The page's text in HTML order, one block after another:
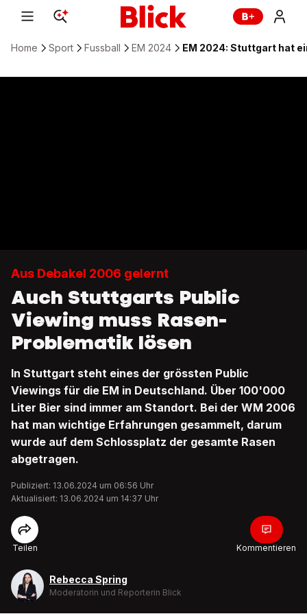
Home Sport Fussball EM 2024 EM 2024: Stuttgart hat
Aus Debakel 2006 gelernt
Auch Stuttgarts Public
Viewing muss Rasen-
Problematik lösen
In Stuttgart steht eines der grössten Public
Viewings für die EM in Deutschland. Über 100'000
Liter Bier sind immer am Standort. Bei der WM 2006
hat man wichtige Erfahrungen gesammelt, darum
wurde auf dem Schlossplatz der gesamte Rasen
abgetragen.
Publiziert: 13.06.2024 um 06:56 Uhr
Aktualisiert: 13.06.2024 um 14:37 Uhr
Teilen Kommentieren
Rebecca Spring
Moderatorin und Reporterin Blick